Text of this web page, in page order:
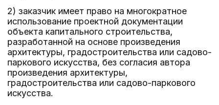
2) заказчик имеет право на многократное
использование проектной документации
объекта капитального строительства,
разработанной на основе произведения
архитектуры, градостроительства или садово-
паркового искусства, без согласия автора
произведения архитектуры,
градостроительства или садово-паркового
искусства.